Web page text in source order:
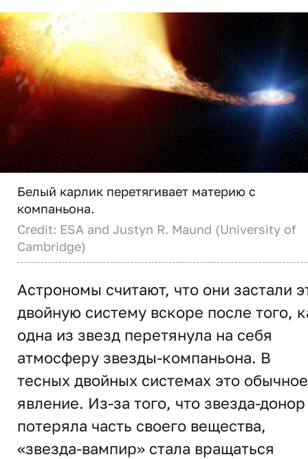
Белый карлик перетягивает материю с
компаньона.
Credit: ESA and Justyn R. Maund (University of
Cambridge)
Астрономы считают, что они застали
двойную систему вскоре после того,
одна из звезд перетянула на себя
атмосферу звезды-компаньона. В
тесных двойных системах это обычное
явление. Из-за того, что звезда-донор
потеряла часть своего вещества,
«звезда-вампир» стала вращаться